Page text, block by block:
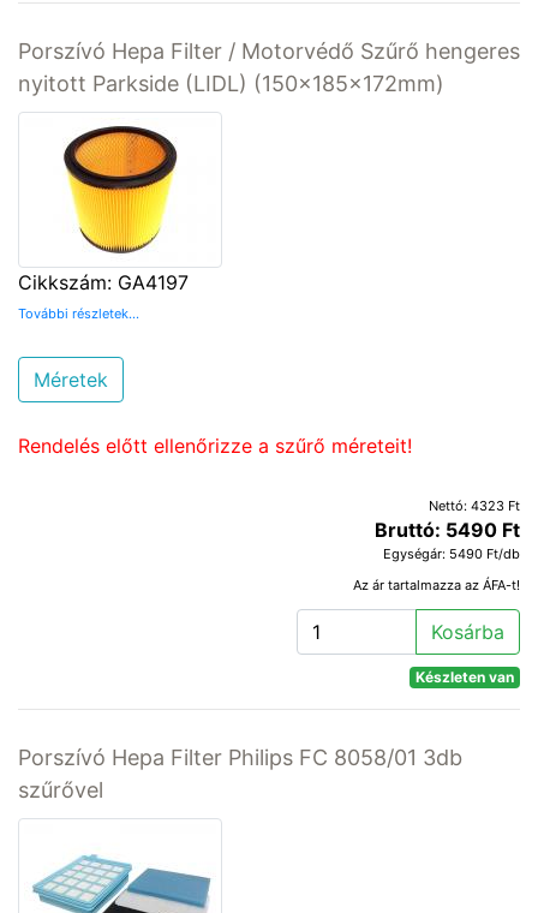
Porszívó Hepa Filter / Motorvédő Szűrő hengeres
nyitott Parkside (LIDL) (150x185x172mm)
Cikkszám: GA4197
További részletek...
Méretek
Rendelés előtt ellenőrizze a szűrő méreteit!
Nettó: 4323 Ft
Bruttó: 5490 Ft
Egységár: 5490 Ft/db
Az ár tartalmazza az ÁFA-t!
Kosárba
Készleten van
Porszívó Hepa Filter Philips FC 8058/01 3db
szűrővel